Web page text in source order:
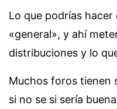
Lo que podrías hacer
«general», y ahí
distribuciones y lo
Muchos foros tienen
si no se si sería